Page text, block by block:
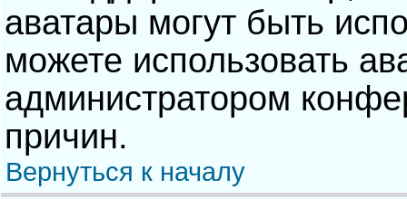
аватары могут быть
можете использовать
администратором
причин.
Вернуться к началу